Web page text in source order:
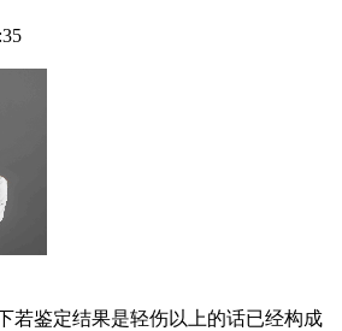
若鉴定结果是轻伤以上的话已经构成